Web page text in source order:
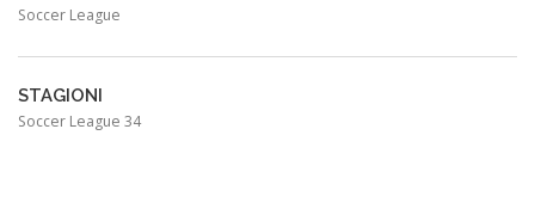
Soccer League
STAGIONI
Soccer League 34